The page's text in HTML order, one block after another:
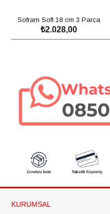
Sofram Soft 18 cm 3 Parça
Buharda Pişirme Tencere Seti -
2,70 Litre
₺2.028,00
SEPETE EKLE
KURUMSAL